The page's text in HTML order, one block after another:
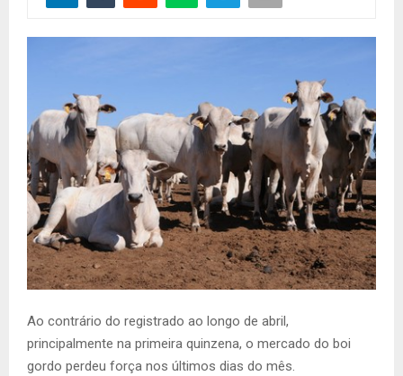
Ao contrário do registrado ao longo de abril,
principalmente na primeira quinzena, o mercado do boi
gordo perdeu força nos últimos dias do mês.